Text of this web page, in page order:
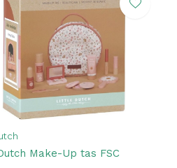
Make-Up tas FSC